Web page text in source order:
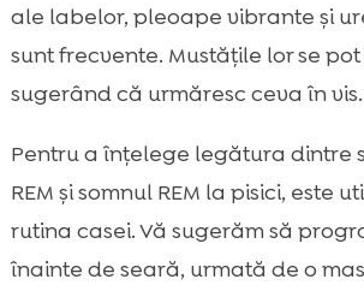
ale labelor, pleoape vibrante și
sunt frecvente. Mustățile lor se pot
sugerând că urmăresc ceva în vis.
Pentru a înțelege legătura dintre
REM și somnul REM la pisici, este
rutina casei. Vă sugerăm să
înainte de seară, urmată de o